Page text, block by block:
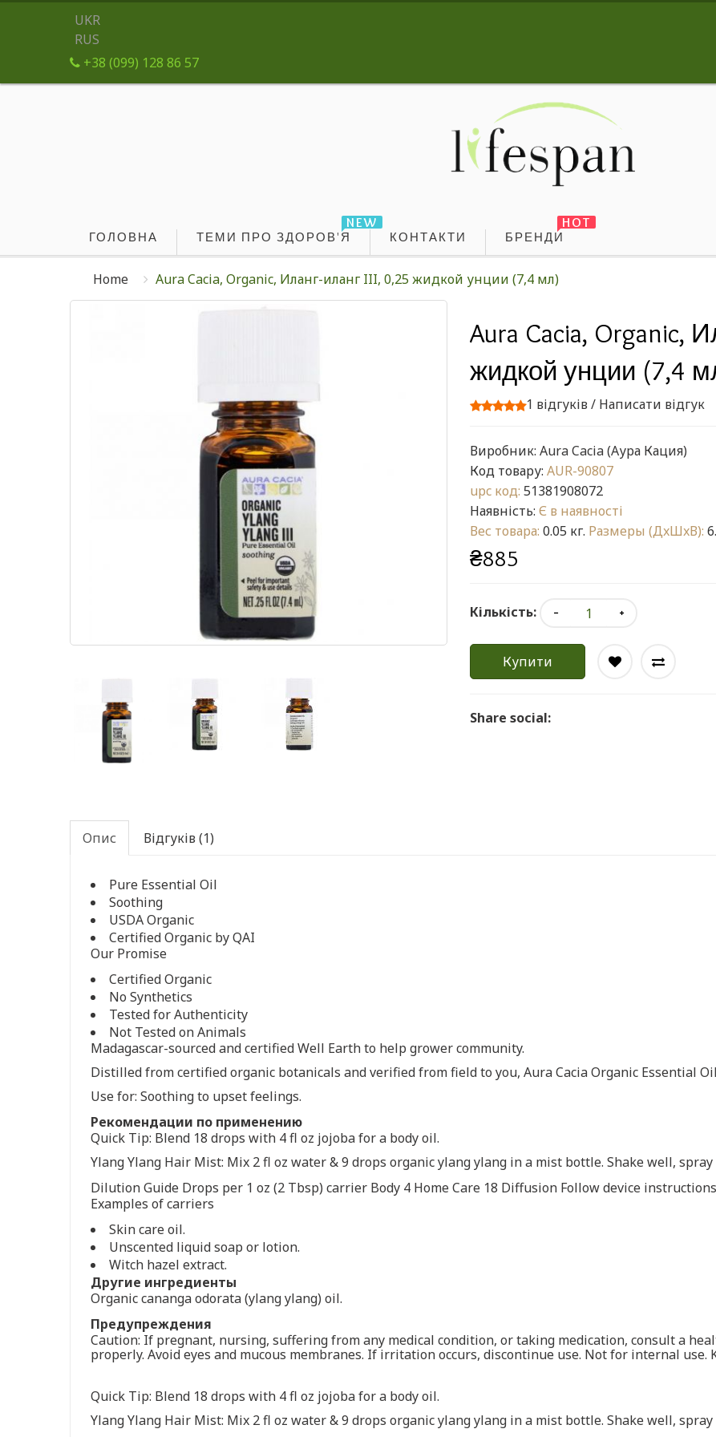
UKR
RUS
+38 (099) 128 86 57
ГОЛОВНА
NEW
ТЕМИ ПРО ЗДОРОВ'Я КОНТАКТИ
HOT
БРЕНДИ
Home Aura Cacia, Organic, Иланг-иланг III, 0,25 жидкой унции (7,4 мл)
Aura Cacia, Organic,
жидкой унции (7,4
1 відгуків/ Написати відгук
Виробник:Aura Cacia (Аура Кация)
Код товару:AUR-90807
upc код: 51381908072
Наявність:Є в наявності
Вес товара: 0.05 кг. Размеры (ДxШxВ):
₴885
Кількість:
Купити
Share social:
Опис Відгуків (1)
Pure Essential Oil
Soothing
USDA Organic
Certified Organic by QAI
Our Promise
Certified Organic
No Synthetics
Tested for Authenticity
Not Tested on Animals
Madagascar-sourced and certified Well Earth to help grower community.
Distilled from certified organic botanicals and verified from field to you, Aura Cacia Organic Essential
Use for: Soothing to upset feelings.
Рекомендации по применению
Quick Tip: Blend 18 drops with 4 fl oz jojoba for a body oil.
Ylang Ylang Hair Mist: Mix 2 fl oz water & 9 drops organic ylang ylang in a mist bottle. Shake well, spray
Dilution Guide Drops per 1 oz (2 Tbsp) carrier Body 4 Home Care 18 Diffusion Follow device
Examples of carriers
Skin care oil.
Unscented liquid soap or lotion.
Witch hazel extract.
Другие ингредиенты
Organic cananga odorata (ylang ylang) oil.
Предупреждения
Caution: If pregnant, nursing, suffering from any medical condition, or taking medication, consult a
properly. Avoid eyes and mucous membranes. If irritation occurs, discontinue use. Not for internal use.
Quick Tip: Blend 18 drops with 4 fl oz jojoba for a body oil.
Ylang Ylang Hair Mist: Mix 2 fl oz water & 9 drops organic ylang ylang in a mist bottle. Shake well, spray